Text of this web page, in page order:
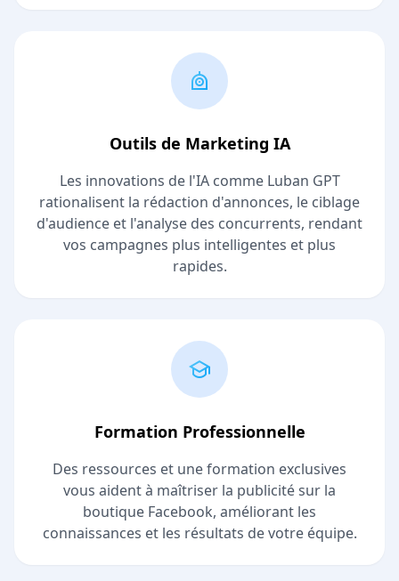
Outils de Marketing IA
Les innovations de l'IA comme Luban GPT
rationalisent la rédaction d'annonces, le ciblage
d'audience et l'analyse des concurrents, rendant
vos campagnes plus intelligentes et plus
rapides.
Formation Professionnelle
Des ressources et une formation exclusives
vous aident à maîtriser la publicité sur la
boutique Facebook, améliorant les
connaissances et les résultats de votre équipe.